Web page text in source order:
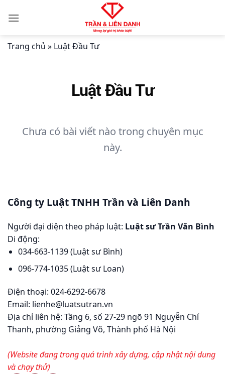
qua
dung
Trang chủ » Luật Đầu Tư
Luật Đầu Tư
Chưa có bài viết nào trong chuyên mục
này.
Công ty Luật TNHH Trần và Liên Danh
Người đại diện theo pháp luật: Luật sư Trần Văn Bình
Di động:
034-663-1139 (Luật sư Bình)
096-774-1035 (Luật sư Loan)
Điện thoại: 024-6292-6678
Email: lienhe@luatsutran.vn
Địa chỉ liên hệ: Tầng 6, số 27-29 ngõ 91 Nguyễn Chí
Thanh, phường Giảng Võ, Thành phố Hà Nội
(Website đang trong quá trình xây dựng, cập nhật nội dung
và chạy thử)